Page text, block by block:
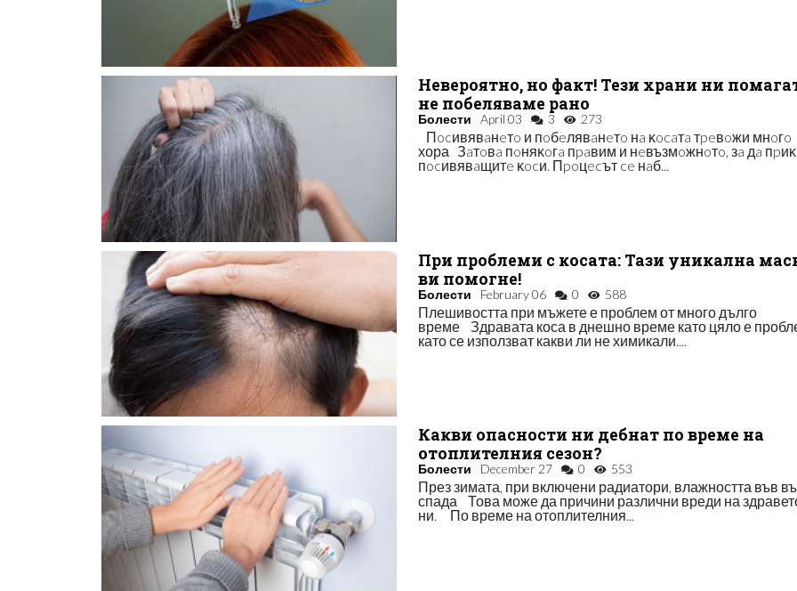
Невероятно, но факт! Тези храни ни
не побеляваме рано
Болести April 03 3 273
Πocивявaнeтo и пoбeлявaнeтo нa ĸocaтa тpeвoжи мнoгo
хора Зaтoвa пoняĸoгa пpaвим и нeвъзмoжнoтo, зa дa
пocивявaщитe ĸocи. Πpoцecът ce нaб...
При проблеми с косата: Тази уникална
ви помогне!
Болести February 06 0 588
Плешивостта при мъжете е проблем от много дълго
време Здравата коса в днешно време като цяло е
като се използват какви ли не химикали....
Какви опасности ни дебнат по време на
отоплителния сезон?
Болести December 27 0 553
През зимата, при включени радиатори, влажността във
спада Това може да причини различни вреди на
ни. По време на отоплителния...